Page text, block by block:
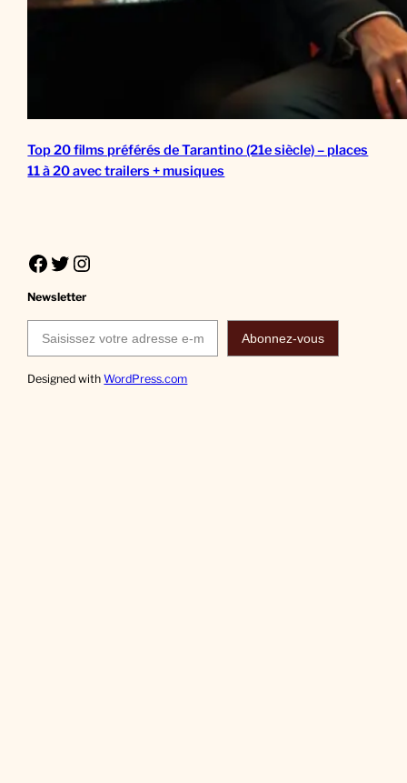
Top 20 films préférés de Tarantino (21e siècle) – places
11 à 20 avec trailers + musiques
Facebook Twitter Instagram
Newsletter
Saisissez votre adresse e-mail…
Abonnez-vous
Designed withWordPress.com